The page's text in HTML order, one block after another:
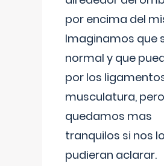
por encima del
Imaginamos que
normal y que
por los
musculatura,
quedamos mas
tranquilos si nos lo
pudieran aclarar.